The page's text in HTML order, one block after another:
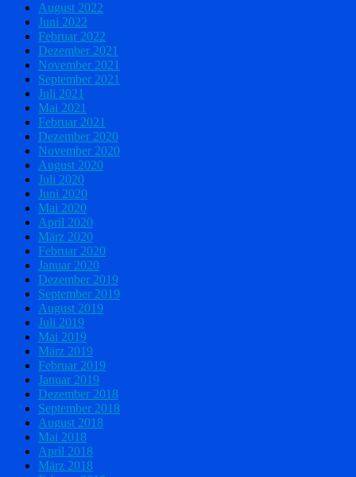
August 2022
Juni 2022
Februar 2022
Dezember 2021
November 2021
September 2021
Juli 2021
Mai 2021
Februar 2021
Dezember 2020
November 2020
August 2020
Juli 2020
Juni 2020
Mai 2020
April 2020
März 2020
Februar 2020
Januar 2020
Dezember 2019
September 2019
August 2019
Juli 2019
Mai 2019
März 2019
Februar 2019
Januar 2019
Dezember 2018
September 2018
August 2018
Mai 2018
April 2018
März 2018